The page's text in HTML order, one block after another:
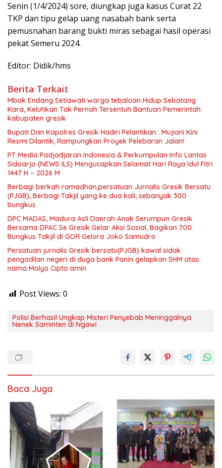
Senin (1/4/2024) sore, diungkap juga kasus Curat 22
TKP dan tipu gelap uang nasabah bank serta
pemusnahan barang bukti miras sebagai hasil operasi
pekat Semeru 2024.
Editor: Didik/hms
Berita Terkait
Mbok Endang Setiawati warga tebaloan Hidup Sebatang
Kara, Keluhkan Tak Pernah Tersentuh Bantuan Pemerintah
kabupaten gresik
​Bupati Dan Kapolres Gresik Hadiri Pelantikan : Mujiani Kini
Resmi Dilantik, Rampungkan Proyek Pelebaran Jalan!
PT Media Padjadjaran Indonesia & Perkumpulan Info Lantas
Sidoarjo (NEWS ILS) Mengucapkan Selamat Hari Raya Idul Fitri
1447 H – 2026 M
Berbagi berkah ramadhan,persatuan Jurnalis Gresik Bersatu
(PJGB), Berbagi Takjil yang ke dua kali, sebanyak 300
bungkus
DPC MADAS, Madura Asli Daerah Anak Serumpun Gresik
Bersama DPAC Se Gresik Gelar Aksi Sosial, Bagikan 700
Bungkus Takjil di GOR Gelora Joko Samudro
Persatuan jurnalis Gresik bersatu(PJGB) kawal sidak
pengadilan negeri di duga bank Panin gelapkan SHM atas
nama Molyo Cipto amin
Post Views: 0
Polisi Berhasil Ungkap Misteri Penyebab Meninggalnya
Nenek Saminten di Ngawi
Baca Juga